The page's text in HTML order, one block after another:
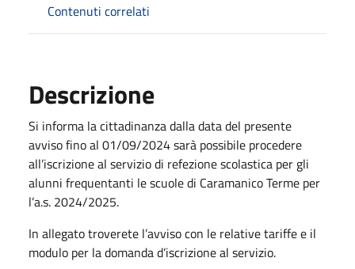
Contenuti correlati
Descrizione
Si informa la cittadinanza dalla data del presente
avviso fino al 01/09/2024 sarà possibile procedere
all’iscrizione al servizio di refezione scolastica per gli
alunni frequentanti le scuole di Caramanico Terme per
l’a.s. 2024/2025.
In allegato troverete l’avviso con le relative tariffe e il
modulo per la domanda d’iscrizione al servizio.